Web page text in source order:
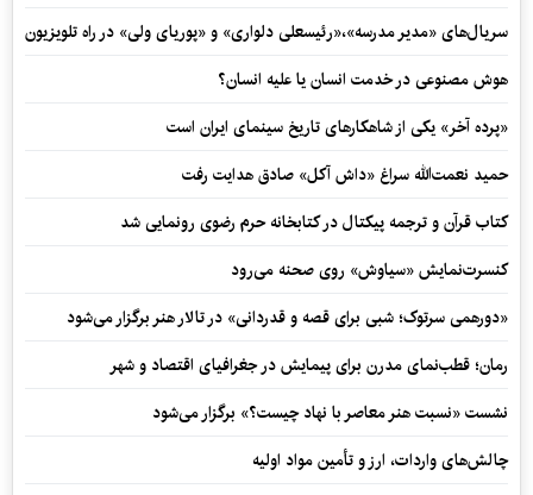
سریال‌های «مدیر مدرسه»،«رئیسعلی دلواری» و «پوریای ولی» در راه تلویزیون
هوش مصنوعی در خدمت انسان یا علیه انسان؟
«پرده آخر» یکی از شاهکارهای تاریخ سینمای ایران است
حمید نعمت‌‏الله سراغ «داش آکل» صادق هدایت رفت
کتاب قرآن و ترجمه پیکتال در کتابخانه حرم رضوی رونمایی شد
کنسرت‌نمایش «سیاوش» روی صحنه می‌رود
«دورهمی سرتوک؛ شبی برای قصه و قدردانی» در تالار هنر برگزار می‌شود
رمان؛ قطب‌نمای مدرن برای پیمایش در جغرافیای اقتصاد و شهر
نشست «نسبت هنر معاصر با نهاد چیست؟» برگزار می‌شود
چالش‌های واردات، ارز و تأمین مواد اولیه